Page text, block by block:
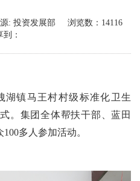
: 投资发展部 浏览数： 14116
到：
湖镇马王村村级标准化卫生
。集团全体帮扶干部、蓝田
多人参加活动。